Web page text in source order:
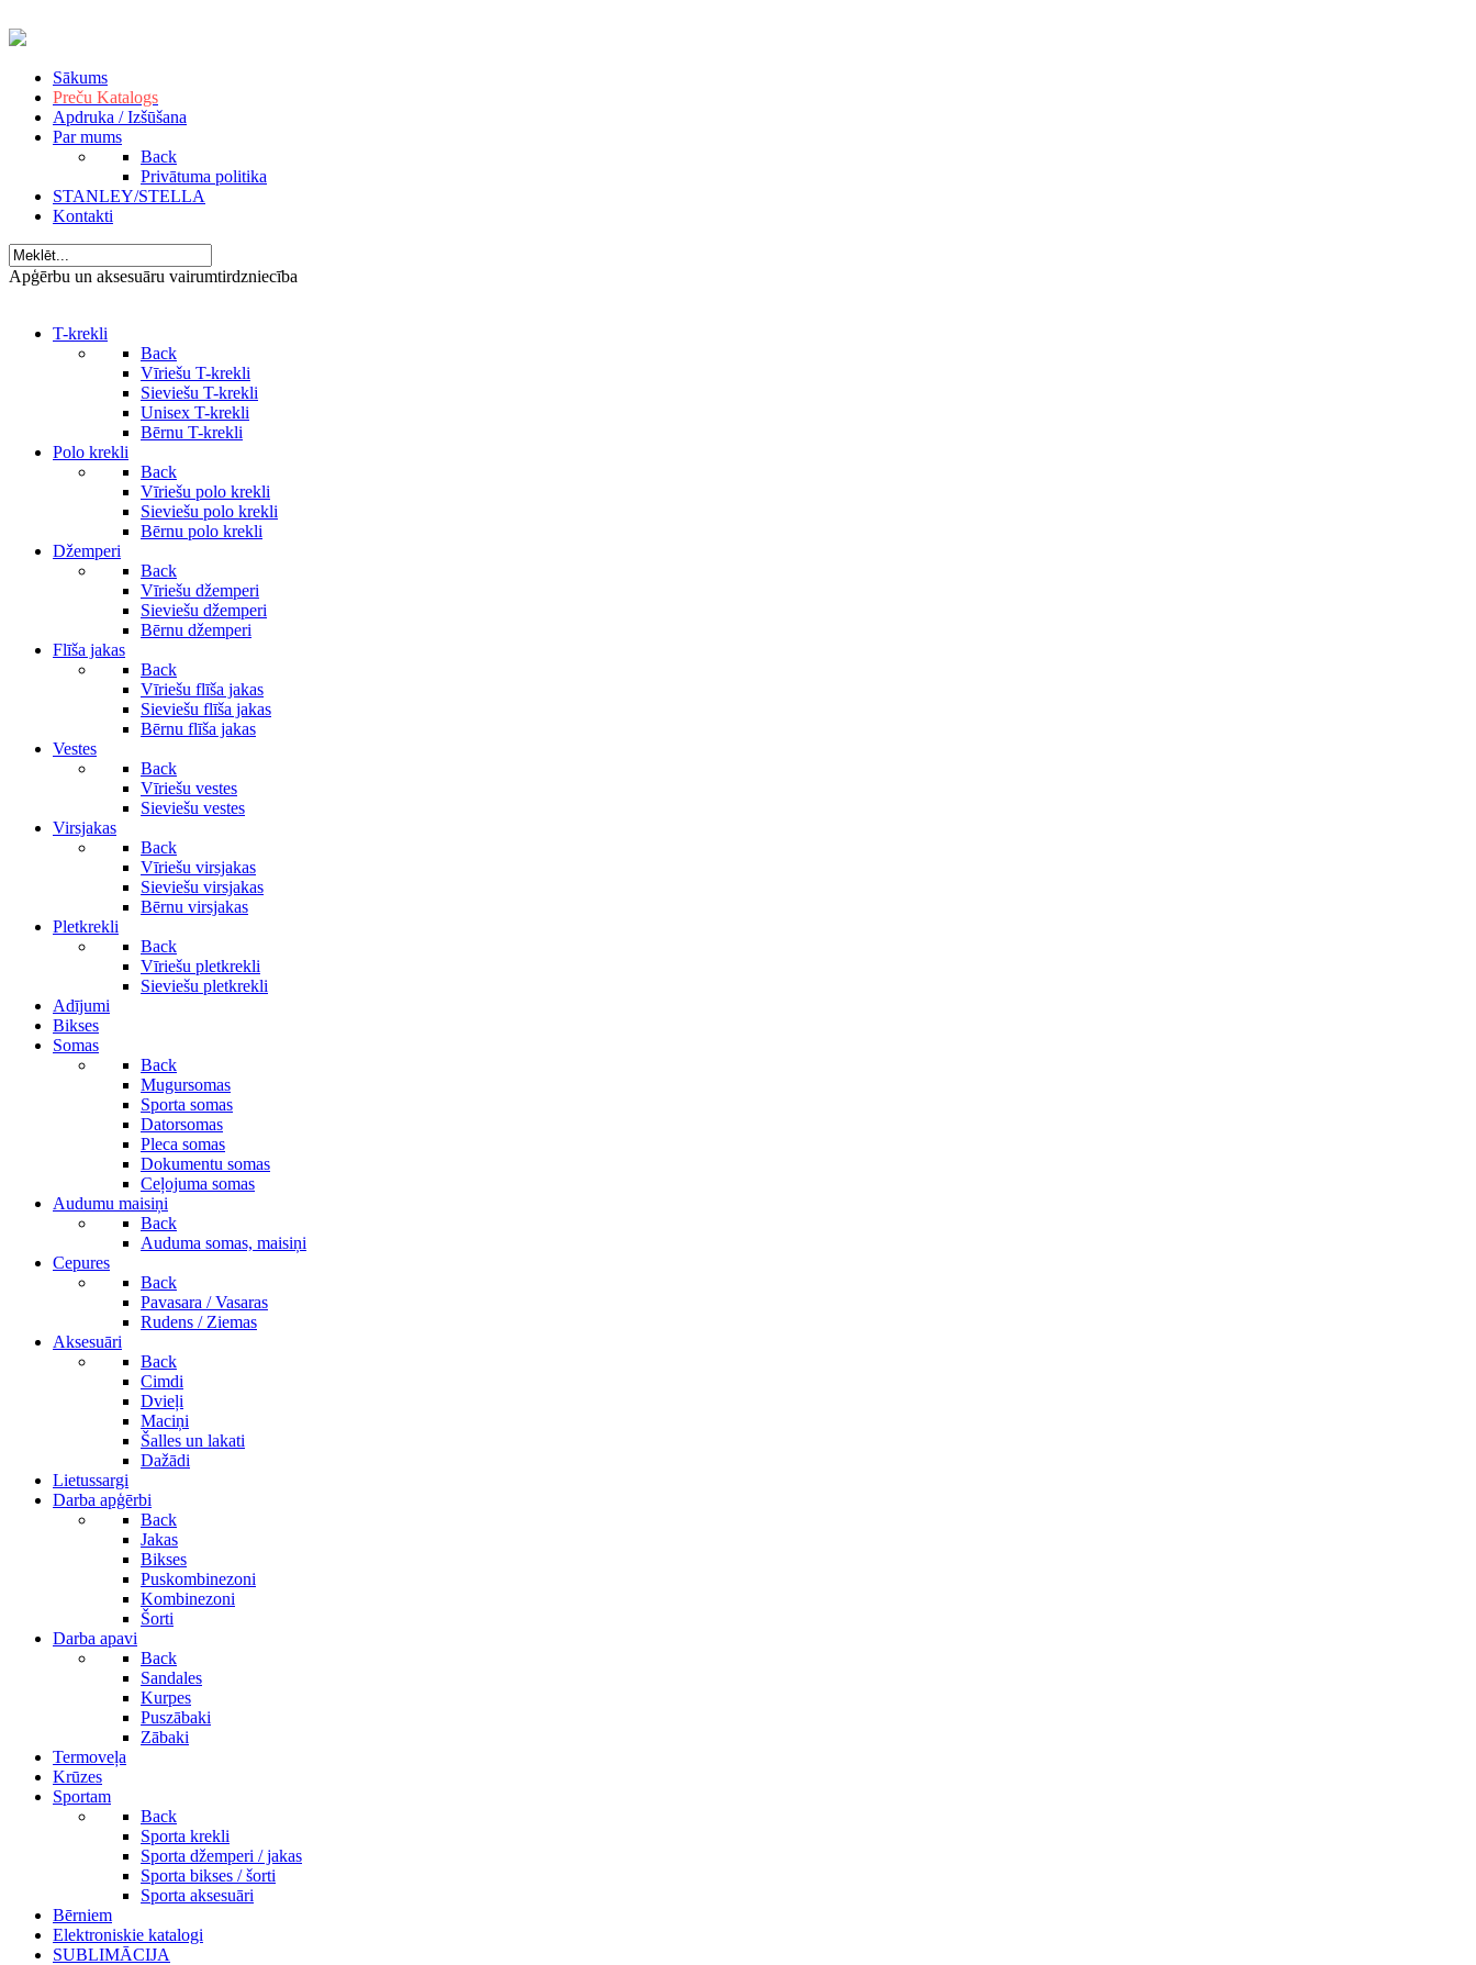
Sākums
Preču Katalogs
Apdruka / Izšūšana
Par mums
Back
Privātuma politika
STANLEY/STELLA
Kontakti
Apģērbu un aksesuāru vairumtirdzniecība
T-krekli
Back
Vīriešu T-krekli
Sieviešu T-krekli
Unisex T-krekli
Bērnu T-krekli
Polo krekli
Back
Vīriešu polo krekli
Sieviešu polo krekli
Bērnu polo krekli
Džemperi
Back
Vīriešu džemperi
Sieviešu džemperi
Bērnu džemperi
Flīša jakas
Back
Vīriešu flīša jakas
Sieviešu flīša jakas
Bērnu flīša jakas
Vestes
Back
Vīriešu vestes
Sieviešu vestes
Virsjakas
Back
Vīriešu virsjakas
Sieviešu virsjakas
Bērnu virsjakas
Pletkrekli
Back
Vīriešu pletkrekli
Sieviešu pletkrekli
Adījumi
Bikses
Somas
Back
Mugursomas
Sporta somas
Datorsomas
Pleca somas
Dokumentu somas
Ceļojuma somas
Audumu maisiņi
Back
Auduma somas, maisiņi
Cepures
Back
Pavasara / Vasaras
Rudens / Ziemas
Aksesuāri
Back
Cimdi
Dvieļi
Maciņi
Šalles un lakati
Dažādi
Lietussargi
Darba apģērbi
Back
Jakas
Bikses
Puskombinezoni
Kombinezoni
Šorti
Darba apavi
Back
Sandales
Kurpes
Puszābaki
Zābaki
Termoveļa
Krūzes
Sportam
Back
Sporta krekli
Sporta džemperi / jakas
Sporta bikses / šorti
Sporta aksesuāri
Bērniem
Elektroniskie katalogi
SUBLIMĀCIJA